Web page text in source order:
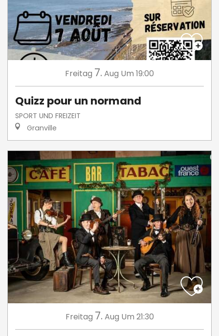
Freitag 7. Aug Um 19:00
Quizz pour un normand
SPORT UND FREIZEIT
Granville
Freitag 7. Aug Um 21:30